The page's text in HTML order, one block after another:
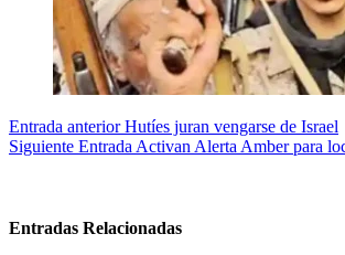
Entrada anteriorHutíes juran vengarse de Israel
Siguiente Entrada Activan Alerta Amber para
Entradas Relacionadas